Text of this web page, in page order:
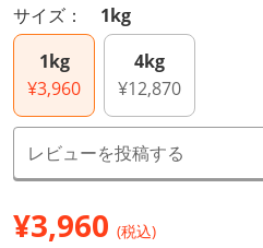
サイズ： 1kg
1kg
¥3,960
4kg
¥12,870
レビューを投稿する
¥3,960 (税込)